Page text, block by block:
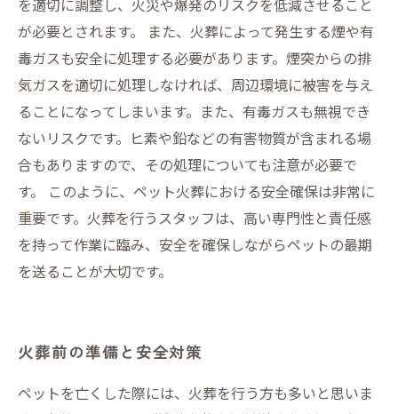
を適切に調整し、火災や爆発のリスクを低減させること
が必要とされます。 また、火葬によって発生する煙や有
毒ガスも安全に処理する必要があります。煙突からの排
気ガスを適切に処理しなければ、周辺環境に被害を与え
ることになってしまいます。また、有毒ガスも無視でき
ないリスクです。ヒ素や鉛などの有害物質が含まれる場
合もありますので、その処理についても注意が必要で
す。 このように、ペット火葬における安全確保は非常に
重要です。火葬を行うスタッフは、高い専門性と責任感
を持って作業に臨み、安全を確保しながらペットの最期
を送ることが大切です。
火葬前の準備と安全対策
ペットを亡くした際には、火葬を行う方も多いと思いま